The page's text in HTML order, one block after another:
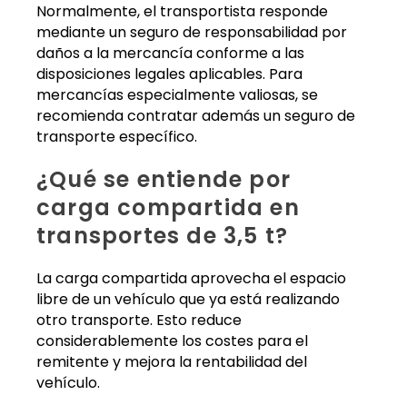
Normalmente, el transportista responde
mediante un seguro de responsabilidad por
daños a la mercancía conforme a las
disposiciones legales aplicables. Para
mercancías especialmente valiosas, se
recomienda contratar además un seguro de
transporte específico.
¿Qué se entiende por
carga compartida en
transportes de 3,5 t?
La carga compartida aprovecha el espacio
libre de un vehículo que ya está realizando
otro transporte. Esto reduce
considerablemente los costes para el
remitente y mejora la rentabilidad del
vehículo.